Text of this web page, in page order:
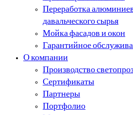
Переработка
давальческого сырья
Мойка фасадов и окон
Гарантийное
О компании
Производство
Сертификаты
Партнеры
Портфолио